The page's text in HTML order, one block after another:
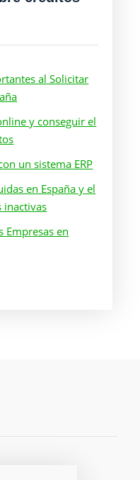
al Solicitar
y conseguir el
un sistema ERP
en España y el
inactivas
Empresas en